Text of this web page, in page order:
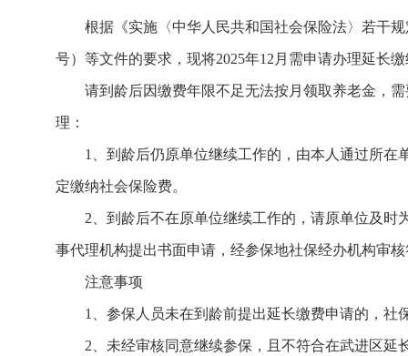
根据《实施〈中华人民共和国社会保险法〉若干
号）等文件的要求，现将2025年12月需申请办理延长
请到龄后因缴费年限不足无法按月领取养老金，
理：
1、到龄后仍原单位继续工作的，由本人通过所
定缴纳社会保险费。
2、到龄后不在原单位继续工作的，请原单位及
事代理机构提出书面申请，经参保地社保经办机构审
注意事项
1、参保人员未在到龄前提出延长缴费申请的，
2、未经审核同意继续参保，且不符合在武进区